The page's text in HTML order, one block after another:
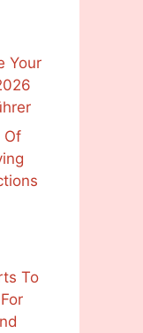
Your
Of
To